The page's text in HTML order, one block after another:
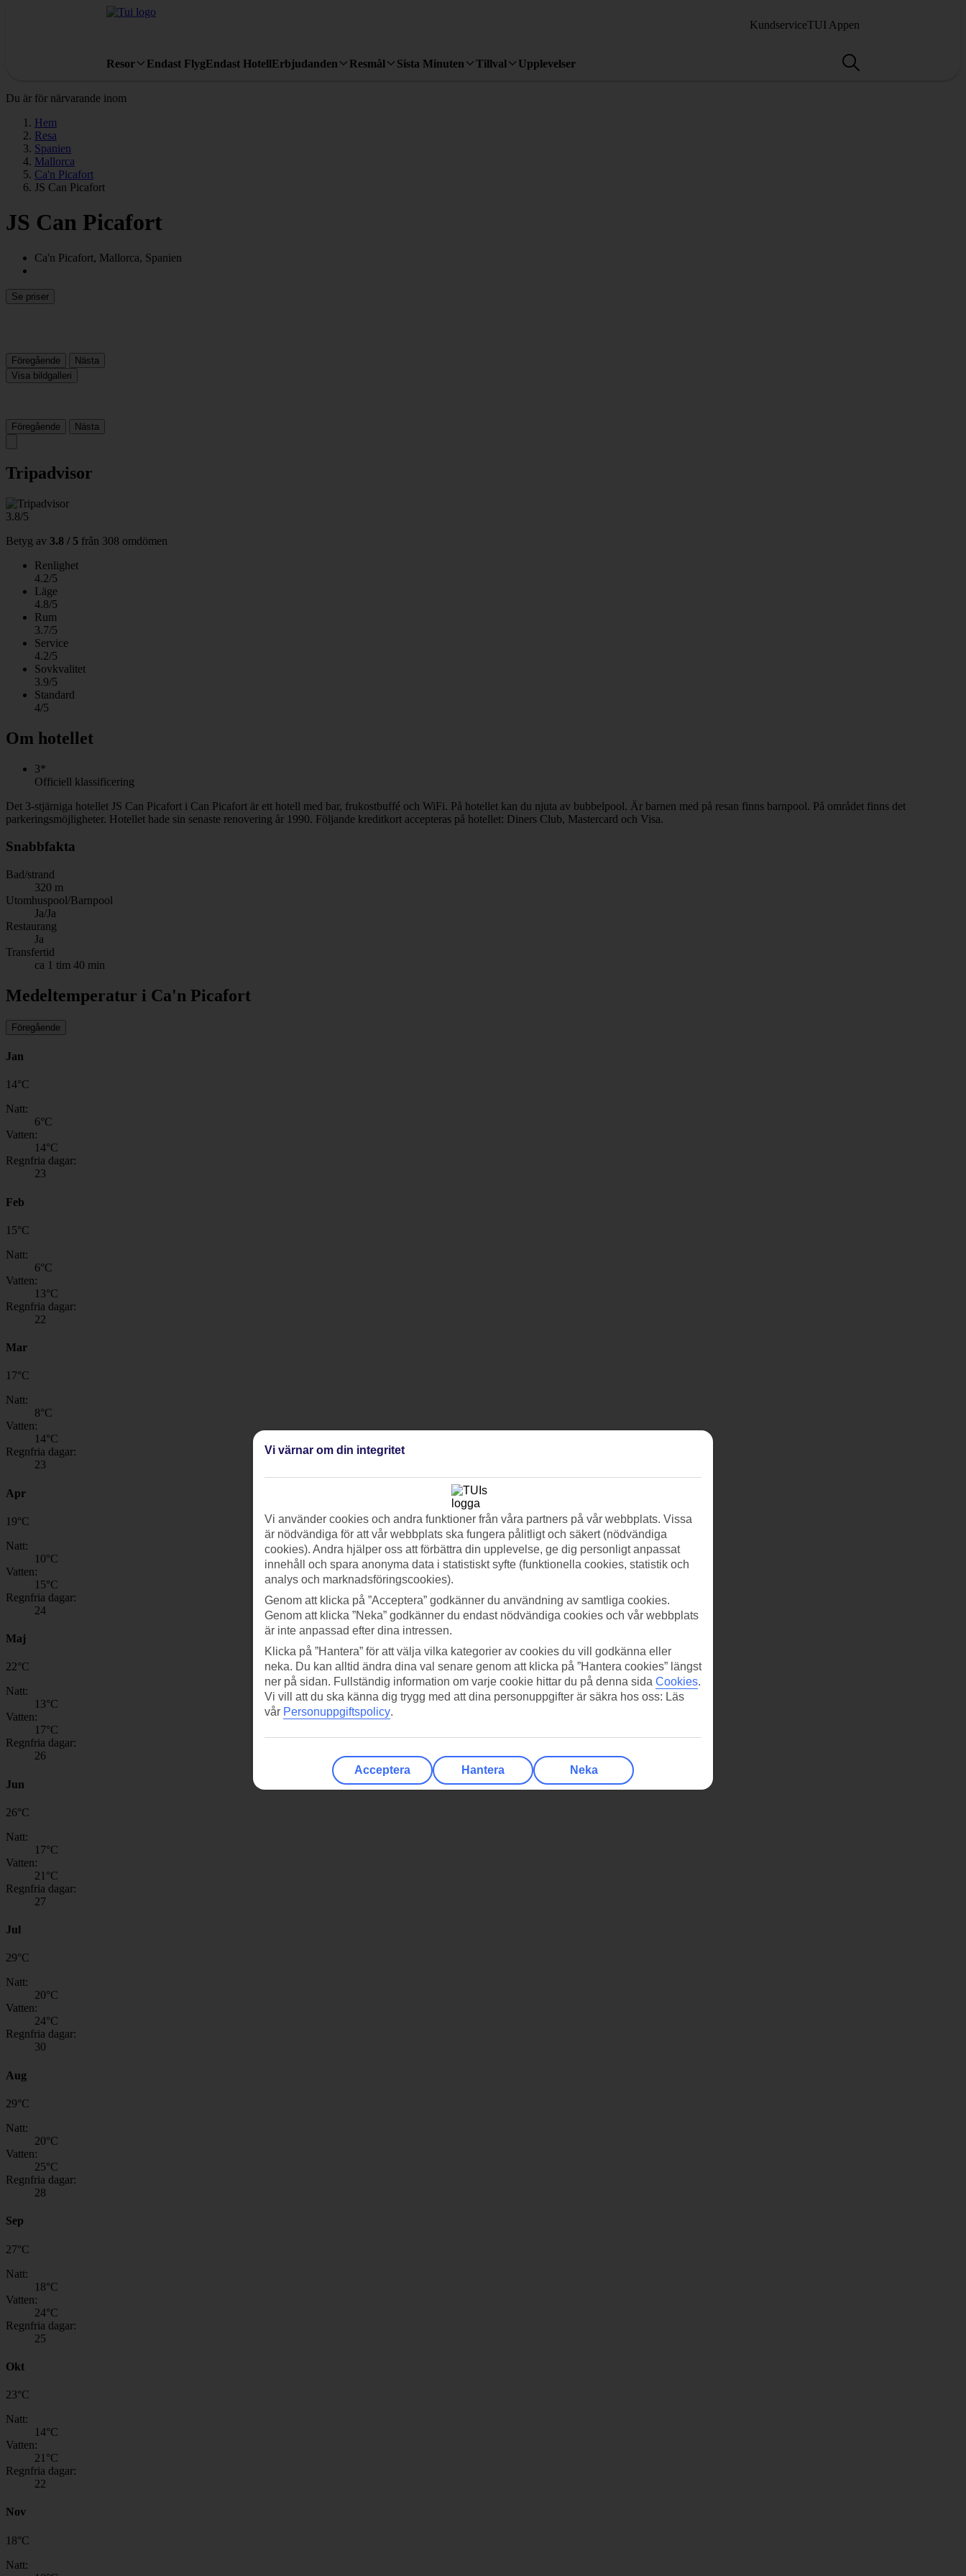
KundserviceTUI Appen
Resor Endast FlygEndast HotellErbjudanden Resmål Sista Minuten Tillval Upplevelser
Du är för närvarande inom
Hem
Resa
Spanien
Mallorca
Ca'n Picafort
JS Can Picafort
JS Can Picafort
Ca'n Picafort, Mallorca, Spanien
Se priser
Föregående
Nästa
Visa bildgalleri
Föregående Nästa
Tripadvisor
3.8/5
Betyg av 3.8 / 5 från 308 omdömen
Renlighet
4.2/5
Läge
4.8/5
Rum
3.7/5
Service
4.2/5
Sovkvalitet
3.9/5
Standard
4/5
Om hotellet
3*
Officiell klassificering
Det 3-stjärniga hotellet JS Can Picafort i Can Picafort är ett hotell med bar, frukostbuffé och WiFi. På hotellet kan du njuta av bubbelpool. Är barnen med på resan finns barnpool. På området finns det
parkeringsmöjligheter. Hotellet hade sin senaste renovering år 1990. Följande kreditkort accepteras på hotellet: Diners Club, Mastercard och Visa.
Snabbfakta
Bad/strand
320 m
Utomhuspool/Barnpool
Ja/Ja
Restaurang
Ja
Transfertid
ca 1 tim 40 min
Medeltemperatur i Ca'n Picafort
Föregående
Jan
14°C
Natt:
6°C
Vatten:
14°C
Regnfria dagar:
23
Feb
15°C
Natt:
6°C
Vatten:
13°C
Regnfria dagar:
22
Mar
17°C
Natt:
8°C
Vatten:
14°C
Regnfria dagar:
23
Apr
19°C
Natt:
10°C
Vatten:
15°C
Regnfria dagar:
24
Maj
22°C
Natt:
13°C
Vatten:
17°C
Regnfria dagar:
26
Jun
26°C
Natt:
17°C
Vatten:
21 °C
Regnfria dagar:
27
Jul
29°C
Natt:
20°C
Vatten:
24°C
Regnfria dagar:
30
Aug
29°C
Natt:
20°C
Vatten:
25°C
Regnfria dagar:
28
Sep
27°C
Natt:
18°C
Vatten:
24°C
Regnfria dagar:
25
Okt
23°C
Natt:
14°C
Vatten:
21 °C
Regnfria dagar:
22
Nov
18°C
Natt:
Vi värnar om din integritet
Vi använder cookies och andra funktioner från våra partners på vår webbplats. Vissa
är nödvändiga för att vår webbplats ska fungera pålitligt och säkert (nödvändiga
cookies). Andra hjälper oss att förbättra din upplevelse, ge dig personligt anpassat
innehåll och spara anonyma data i statistiskt syfte (funktionella cookies, statistik och
analys och marknadsföringscookies).
Genom att klicka på ”Acceptera” godkänner du användning av samtliga cookies.
Genom att klicka ”Neka” godkänner du endast nödvändiga cookies och vår webbplats
är inte anpassad efter dina intressen.
Klicka på ”Hantera” för att välja vilka kategorier av cookies du vill godkänna eller
neka. Du kan alltid ändra dina val senare genom att klicka på ”Hantera cookies” längst
ner på sidan. Fullständig information om varje cookie hittar du på denna sida Cookies.
Vi vill att du ska känna dig trygg med att dina personuppgifter är säkra hos oss: Läs
vår Personuppgiftspolicy.
Acceptera Hantera Neka